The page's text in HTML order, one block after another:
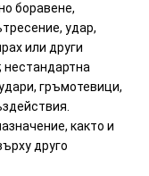
боравене,
удар,
или други
нестандартна
гръмотевици,
както и
друго